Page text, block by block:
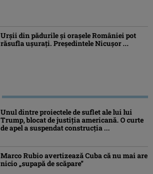
Urșii din pădurile și orașele României pot
răsufla ușurați. Președintele Nicușor ...
Unul dintre proiectele de suflet ale lui lui
Trump, blocat de justiția americană. O curte
de apel a suspendat construcția ...
Marco Rubio avertizează Cuba că nu mai are
nicio „supapă de scăpare”